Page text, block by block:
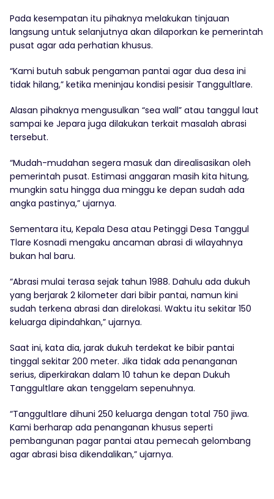
Pada kesempatan itu pihaknya melakukan tinjauan
langsung untuk selanjutnya akan dilaporkan ke pemerintah
pusat agar ada perhatian khusus.
“Kami butuh sabuk pengaman pantai agar dua desa ini
tidak hilang,” ketika meninjau kondisi pesisir Tanggultlare.
Alasan pihaknya mengusulkan “sea wall” atau tanggul laut
sampai ke Jepara juga dilakukan terkait masalah abrasi
tersebut.
“Mudah-mudahan segera masuk dan direalisasikan oleh
pemerintah pusat. Estimasi anggaran masih kita hitung,
mungkin satu hingga dua minggu ke depan sudah ada
angka pastinya,” ujarnya.
Sementara itu, Kepala Desa atau Petinggi Desa Tanggul
Tlare Kosnadi mengaku ancaman abrasi di wilayahnya
bukan hal baru.
“Abrasi mulai terasa sejak tahun 1988. Dahulu ada dukuh
yang berjarak 2 kilometer dari bibir pantai, namun kini
sudah terkena abrasi dan direlokasi. Waktu itu sekitar 150
keluarga dipindahkan,” ujarnya.
Saat ini, kata dia, jarak dukuh terdekat ke bibir pantai
tinggal sekitar 200 meter. Jika tidak ada penanganan
serius, diperkirakan dalam 10 tahun ke depan Dukuh
Tanggultlare akan tenggelam sepenuhnya.
“Tanggultlare dihuni 250 keluarga dengan total 750 jiwa.
Kami berharap ada penanganan khusus seperti
pembangunan pagar pantai atau pemecah gelombang
agar abrasi bisa dikendalikan,” ujarnya.